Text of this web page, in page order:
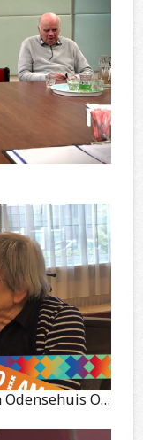
Gedichten Amsterdam 750 jaar in Odensehuis Oost